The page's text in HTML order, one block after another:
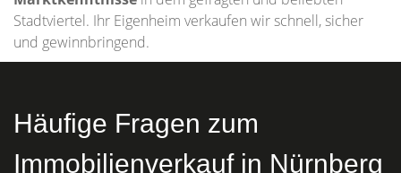
Stadtviertel. Ihr Eigenheim verkaufen wir schnell, sicher
und gewinnbringend.
Häufige Fragen zum
Immobilienverkauf in Nürnberg